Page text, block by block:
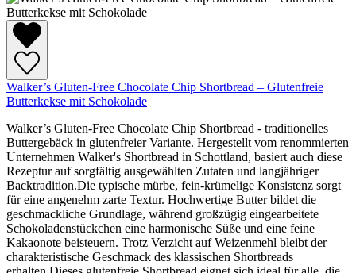
Walker’s Gluten-Free Chocolate Chip Shortbread – Glutenfreie
Butterkekse mit Schokolade
Walker’s Gluten-Free Chocolate Chip Shortbread - traditionelles
Buttergebäck in glutenfreier Variante. Hergestellt vom renommierten
Unternehmen Walker's Shortbread in Schottland, basiert auch diese
Rezeptur auf sorgfältig ausgewählten Zutaten und langjähriger
Backtradition.Die typische mürbe, fein-krümelige Konsistenz sorgt
für eine angenehm zarte Textur. Hochwertige Butter bildet die
geschmackliche Grundlage, während großzügig eingearbeitete
Schokoladenstückchen eine harmonische Süße und eine feine
Kakaonote beisteuern. Trotz Verzicht auf Weizenmehl bleibt der
charakteristische Geschmack des klassischen Shortbreads